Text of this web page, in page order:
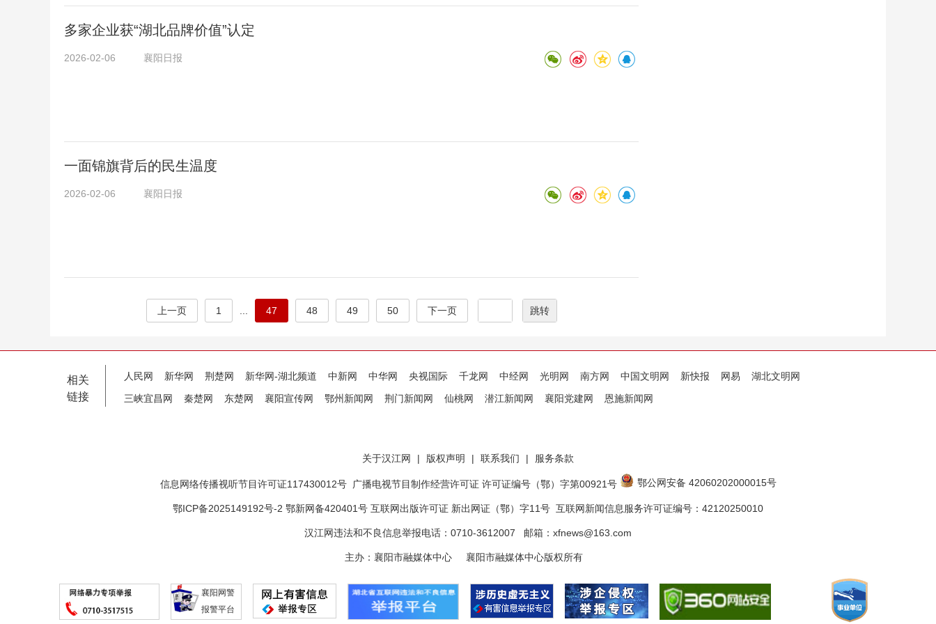
多家企业获“湖北品牌价值”认定
2026-02-06 襄阳日报
一面锦旗背后的民生温度
2026-02-06 襄阳日报
上一页 1 47 48 49 50 下一页 跳转
相关
链接
人民网 新华网 荆楚网 新华网-湖北频道 中新网 中华网 央视国际 千龙网 中经网 光明网 南方网 中国文明网 新快报 网易
湖北文明网
三峡宜昌网
秦楚网 东楚网 襄阳宣传网 鄂州新闻网 荆门新闻网 仙桃网 潜江新闻网 襄阳党建网 恩施新闻网
关于汉江网 | 版权声明 | 联系我们 | 服务条款
信息网络传播视听节目许可证117430012号 广播电视节目制作经营许可证 许可证编号（鄂）字第00921号 鄂公网安备 42060202000015号
鄂ICP备2025149192号-2 鄂新网备420401号 互联网出版许可证 新出网证（鄂）字11号 互联网新闻信息服务许可证编号：42120250010
汉江网违法和不良信息举报电话：0710-3612007 邮箱：xfnews@163.com
主办：襄阳市融媒体中心 襄阳市融媒体中心版权所有
襄阳网警
报警平台